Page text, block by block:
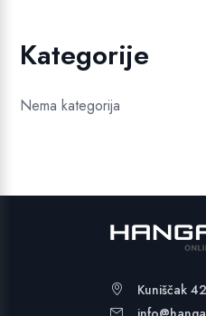
Kategorije
Nema kategorija
Kuniščak